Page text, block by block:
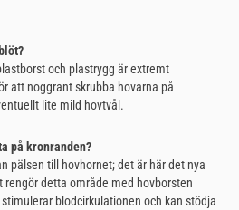
och plastrygg är extremt
att noggrant skrubba hovarna på
lite mild hovtvål.
på kronranden?
pälsen till hovhornet; det är här det nya
rengör detta område med hovborsten
blodcirkulationen och kan stödja